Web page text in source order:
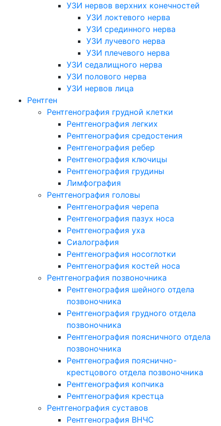
УЗИ нервов верхних конечностей
УЗИ локтевого нерва
УЗИ срединного нерва
УЗИ лучевого нерва
УЗИ плечевого нерва
УЗИ седалищного нерва
УЗИ полового нерва
УЗИ нервов лица
Рентген
Рентгенография грудной клетки
Рентгенография легких
Рентгенография средостения
Рентгенография ребер
Рентгенография ключицы
Рентгенография грудины
Лимфография
Рентгенография головы
Рентгенография черепа
Рентгенография пазух носа
Рентгенография уха
Сиалография
Рентгенография носоглотки
Рентгенография костей носа
Рентгенография позвоночника
Рентгенография шейного отдела
позвоночника
Рентгенография грудного отдела
позвоночника
Рентгенография поясничного отдела
позвоночника
Рентгенография пояснично-
крестцового отдела позвоночника
Рентгенография копчика
Рентгенография крестца
Рентгенография суставов
Рентгенография ВНЧС